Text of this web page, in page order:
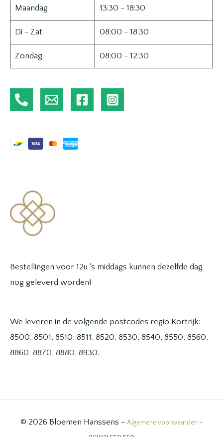
Maandag 13:30 - 18:30
Di - Zat 08:00 - 18:30
Zondag 08:00 - 12:30
Bestellingen voor 12u 's middags kunnen dezelfde dag
nog geleverd worden!
We leveren in de volgende postcodes regio Kortrijk:
8500, 8501, 8510, 8511, 8520, 8530, 8540, 8550, 8560,
8860, 8870, 8880, 8930.
© 2026 Bloemen Hanssens - Algemene voorwaarden -